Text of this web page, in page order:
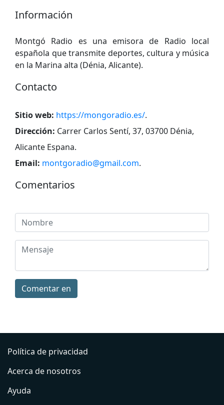
Información
Montgó Radio es una emisora de Radio local
española que transmite deportes, cultura y música
en la Marina alta (Dénia, Alicante).
Contacto
Sitio web: https://mongoradio.es/.
Dirección: Carrer Carlos Sentí, 37, 03700 Dénia,
Alicante Espana.
Email: montgoradio@gmail.com.
Comentarios
Comentar en
Política de privacidad
Acerca de nosotros
Ayuda